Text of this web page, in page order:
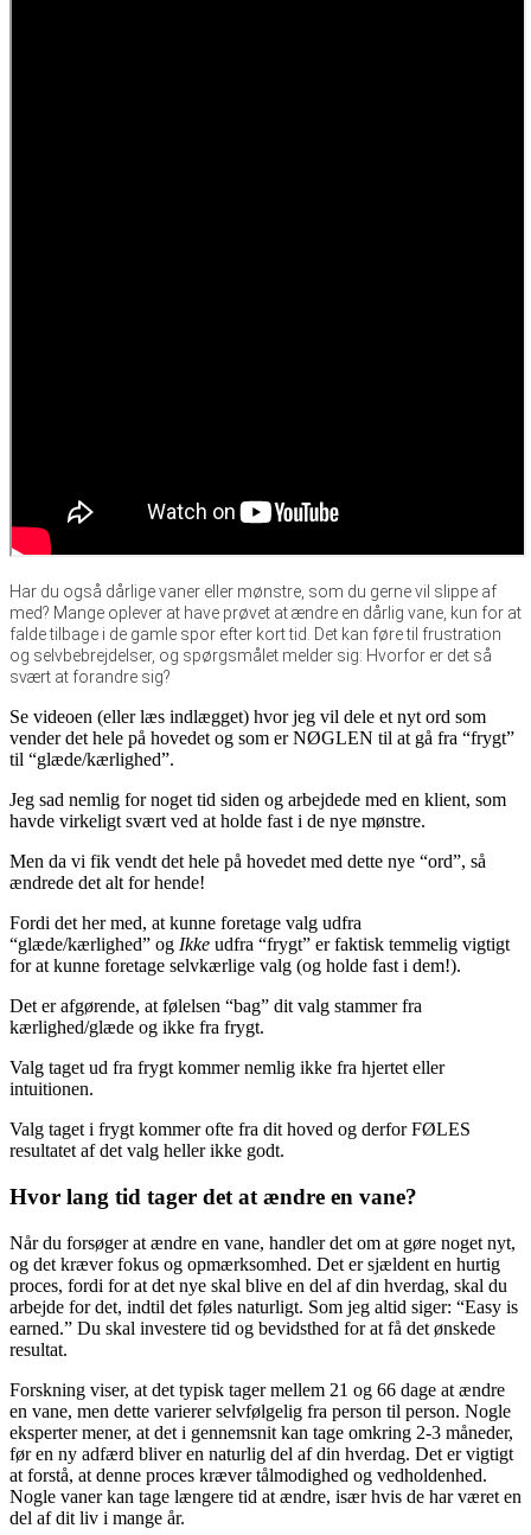
Har du også dårlige vaner eller mønstre, som du gerne vil slippe af
med? Mange oplever at have prøvet at ændre en dårlig vane, kun for at
falde tilbage i de gamle spor efter kort tid. Det kan føre til frustration
og selvbebrejdelser, og spørgsmålet melder sig: Hvorfor er det så
svært at forandre sig?
Se videoen (eller læs indlægget) hvor jeg vil dele et nyt ord som
vender det hele på hovedet og som er NØGLEN til at gå fra “frygt”
til “glæde/kærlighed”.
Jeg sad nemlig for noget tid siden og arbejdede med en klient, som
havde virkeligt svært ved at holde fast i de nye mønstre.
Men da vi fik vendt det hele på hovedet med dette nye “ord”, så
ændrede det alt for hende!
Fordi det her med, at kunne foretage valg udfra
“glæde/kærlighed” og Ikke udfra “frygt” er faktisk temmelig vigtigt
for at kunne foretage selvkærlige valg (og holde fast i dem!).
Det er afgørende, at følelsen “bag” dit valg stammer fra
kærlighed/glæde og ikke fra frygt.
Valg taget ud fra frygt kommer nemlig ikke fra hjertet eller
intuitionen.
Valg taget i frygt kommer ofte fra dit hoved og derfor FØLES
resultatet af det valg heller ikke godt.
Hvor lang tid tager det at ændre en vane?
Når du forsøger at ændre en vane, handler det om at gøre noget nyt,
og det kræver fokus og opmærksomhed. Det er sjældent en hurtig
proces, fordi for at det nye skal blive en del af din hverdag, skal du
arbejde for det, indtil det føles naturligt. Som jeg altid siger: “Easy is
earned.” Du skal investere tid og bevidsthed for at få det ønskede
resultat.
Forskning viser, at det typisk tager mellem 21 og 66 dage at ændre
en vane, men dette varierer selvfølgelig fra person til person. Nogle
eksperter mener, at det i gennemsnit kan tage omkring 2-3 måneder,
før en ny adfærd bliver en naturlig del af din hverdag. Det er vigtigt
at forstå, at denne proces kræver tålmodighed og vedholdenhed.
Nogle vaner kan tage længere tid at ændre, især hvis de har været en
del af dit liv i mange år.